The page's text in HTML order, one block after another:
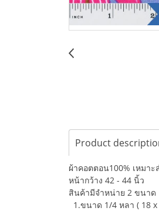
Product
ผ้าคอตตอน100% เหมา
หน้ากว้าง 42 - 44 นิ้ว
สินค้ามีจำหน่าย 2 ขนาด
1.ขนาด 1/4 หลา ( 18